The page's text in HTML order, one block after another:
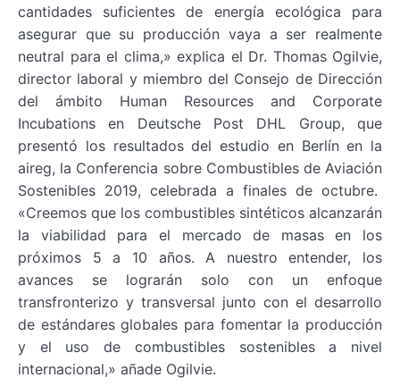
cantidades suficientes de energía ecológica para
asegurar que su producción vaya a ser realmente
neutral para el clima,» explica el Dr. Thomas Ogilvie,
director laboral y miembro del Consejo de Dirección
del ámbito Human Resources and Corporate
Incubations en Deutsche Post DHL Group, que
presentó los resultados del estudio en Berlín en la
aireg, la Conferencia sobre Combustibles de Aviación
Sostenibles 2019, celebrada a finales de octubre.
«Creemos que los combustibles sintéticos alcanzarán
la viabilidad para el mercado de masas en los
próximos 5 a 10 años. A nuestro entender, los
avances se lograrán solo con un enfoque
transfronterizo y transversal junto con el desarrollo
de estándares globales para fomentar la producción
y el uso de combustibles sostenibles a nivel
internacional,» añade Ogilvie.